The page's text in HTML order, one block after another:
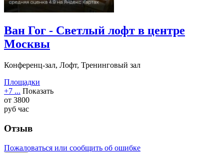
Ван Гог - Светлый лофт в центре
Москвы
Конференц-зал, Лофт, Тренинговый зал
Площадки
+7 ... Показать
от 3800
руб час
Отзыв
Пожаловаться или сообщить об ошибке